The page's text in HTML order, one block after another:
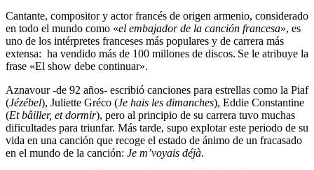
Cantante, compositor y actor francés de origen armenio, considerado
en todo el mundo como «el embajador de la canción francesa», es
uno de los intérpretes franceses más populares y de carrera más
extensa: ha vendido más de 100 millones de discos. Se le atribuye la
frase «El show debe continuar».
Aznavour -de 92 años- escribió canciones para estrellas como la Piaf
(Jézébel), Juliette Gréco (Je hais les dimanches), Eddie Constantine
(Et bâiller, et dormir), pero al principio de su carrera tuvo muchas
dificultades para triunfar. Más tarde, supo explotar este periodo de su
vida en una canción que recoge el estado de ánimo de un fracasado
en el mundo de la canción: Je m’voyais déjà.